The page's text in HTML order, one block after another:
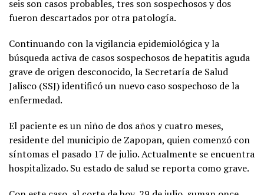
seis son casos probables, tres son sospechosos y dos
fueron descartados por otra patología.
Continuando con la vigilancia epidemiológica y la
búsqueda activa de casos sospechosos de hepatitis aguda
grave de origen desconocido, la Secretaría de Salud
Jalisco (SSJ) identificó un nuevo caso sospechoso de la
enfermedad.
El paciente es un niño de dos años y cuatro meses,
residente del municipio de Zapopan, quien comenzó con
síntomas el pasado 17 de julio. Actualmente se encuentra
hospitalizado. Su estado de salud se reporta como grave.